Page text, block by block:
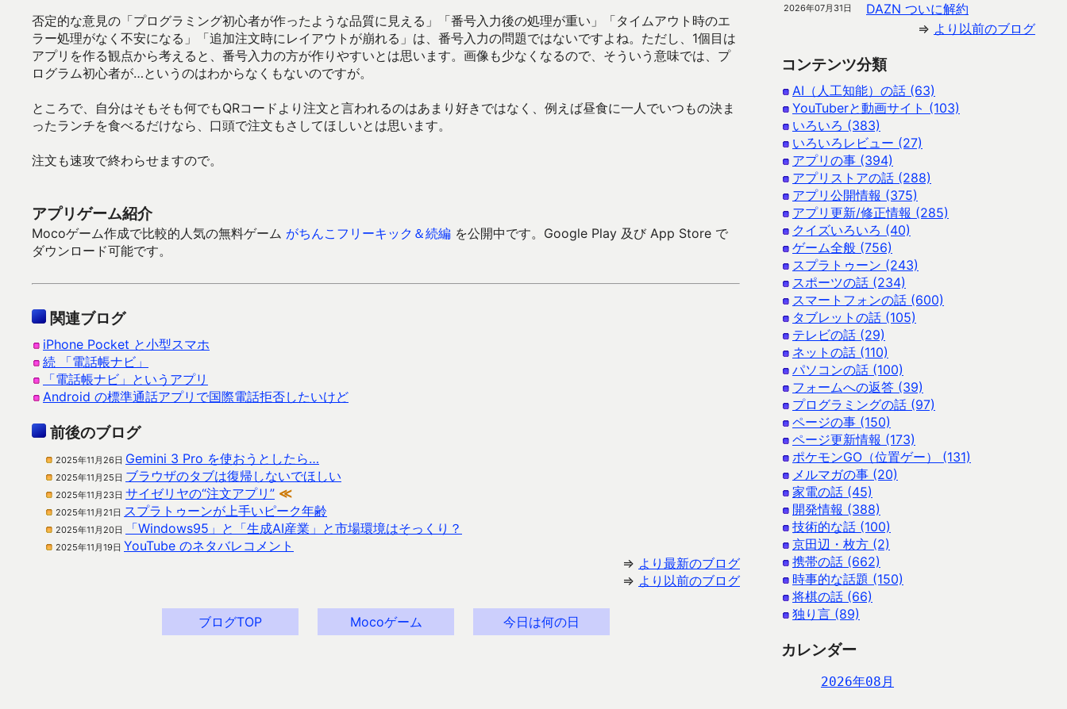
否定的な意見の「プログラミング初心者が作ったような品質に見える」「番号入力後の処理が重い」「タイムアウト時のエ
ラー処理がなく不安になる」「追加注文時にレイアウトが崩れる」は、番号入力の問題ではないですよね。ただし、1個目は
アプリを作る観点から考えると、番号入力の方が作りやすいとは思います。画像も少なくなるので、そういう意味では、プ
ログラム初心者が…というのはわからなくもないのですが。
ところで、自分はそもそも何でもQRコードより注文と言われるのはあまり好きではなく、例えば昼食に一人でいつもの決ま
ったランチを食べるだけなら、口頭で注文もさしてほしいとは思います。
注文も速攻で終わらせますので。
アプリゲーム紹介
Mocoゲーム作成で比較的人気の無料ゲーム がちんこフリーキック＆続編 を公開中です。Google Play 及び App Store で
ダウンロード可能です。
関連ブログ
iPhone Pocket と小型スマホ
続 「電話帳ナビ」
「電話帳ナビ」というアプリ
Android の標準通話アプリで国際電話拒否したいけど
前後のブログ
2025年11月26日 Gemini 3 Pro を使おうとしたら…
2025年11月25日 ブラウザのタブは復帰しないでほしい
2025年11月23日 サイゼリヤの“注文アプリ” ≪
2025年11月21日 スプラトゥーンが上手いピーク年齢
2025年11月20日 「Windows95」と「生成AI産業」と市場環境はそっくり？
2025年11月19日 YouTube のネタバレコメント
⇒ より最新のブログ
⇒ より以前のブログ
ブログTOP Mocoゲーム 今日は何の日
2026年07月31日
DAZN ついに解約
⇒ より以前のブログ
コンテンツ分類
AI（人工知能）の話 (63)
YouTuberと動画サイト (103)
いろいろ (383)
いろいろレビュー (27)
アプリの事 (394)
アプリストアの話 (288)
アプリ公開情報 (375)
アプリ更新/修正情報 (285)
クイズいろいろ (40)
ゲーム全般 (756)
スプラトゥーン (243)
スポーツの話 (234)
スマートフォンの話 (600)
タブレットの話 (105)
テレビの話 (29)
ネットの話 (110)
パソコンの話 (100)
フォームへの返答 (39)
プログラミングの話 (97)
ページの事 (150)
ページ更新情報 (173)
ポケモンGO（位置ゲー） (131)
メルマガの事 (20)
家電の話 (45)
開発情報 (388)
技術的な話 (100)
京田辺・枚方 (2)
携帯の話 (662)
時事的な話題 (150)
将棋の話 (66)
独り言 (89)
カレンダー
2026年08月